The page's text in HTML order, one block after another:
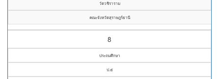
วัดวชิราราม
คณะจังหวัดสุราษฎร์ธานี
8
ประถมศึกษา
ป.๕